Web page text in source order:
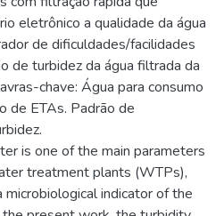
eletrônico a qualidade da água
de dificuldades/facilidades
de turbidez da água filtrada da
chave: Água para consumo
de ETAs. Padrão de
is one of the main parameters
treatment plants (WTPs),
indicator of the